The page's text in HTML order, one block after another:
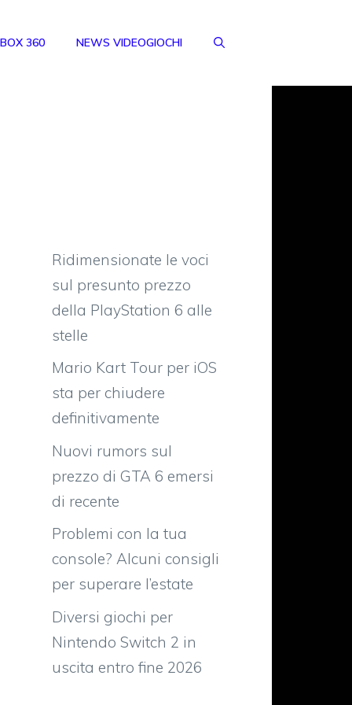
360 NEWS VIDEOGIOCHI
Ridimensionate le voci
sul presunto prezzo
della PlayStation 6 alle
stelle
Mario Kart Tour per iOS
sta per chiudere
definitivamente
Nuovi rumors sul
prezzo di GTA 6 emersi
di recente
Problemi con la tua
console? Alcuni consigli
per superare l’estate
Diversi giochi per
Nintendo Switch 2 in
uscita entro fine 2026